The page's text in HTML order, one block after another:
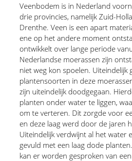
Veenbodem is in Nederland
drie provincies, namelijk Zuid-
Drenthe. Veen is een apart
ene op het andere moment
ontwikkelt over lange periode
Nederlandse moerassen zijn
niet weg kon spoelen. Uiteindelijk
plantensoorten in deze
zijn uiteindelijk doodgegaan.
planten onder water te liggen,
om te verteren. Dit zorgde voor
en deze laag werd door de jaren
Uiteindelijk verdwijnt al het water
gevuld met een laag dode
kan er worden gesproken van